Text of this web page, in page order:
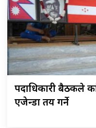
पदाधिकारी बैठकले
एजेन्डा तय गर्ने